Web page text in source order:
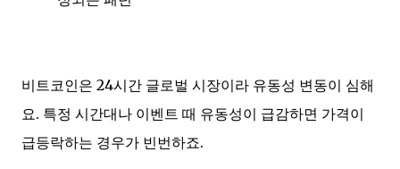
비트코인은 24시간 글로벌 시장이라 유동성 변동이 심해
요. 특정 시간대나 이벤트 때 유동성이 급감하면 가격이
급등락하는 경우가 빈번하죠.